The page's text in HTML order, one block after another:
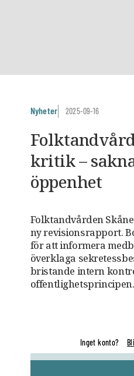
Nyheter 2025-09-16
kritik –
öppenhet
Folktandvården
ny revisionsrapport.
för att informera
överklaga
bristande intern
offentlighetsprincipen.
Inget konto?